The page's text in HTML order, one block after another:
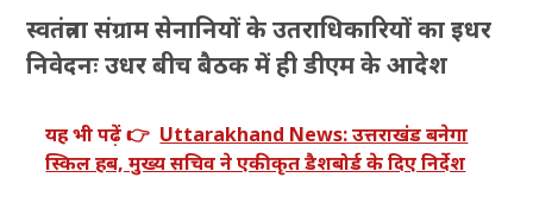
स्वतंत्रता संग्राम सेनानियों के उतराधिकारियों का इधर
निवेदनः उधर बीच बैठक में ही डीएम के आदेश
यह भी पढ़ें 👉 Uttarakhand News: उत्तराखंड बनेगा
स्किल हब, मुख्य सचिव ने एकीकृत डैशबोर्ड के दिए निर्देश